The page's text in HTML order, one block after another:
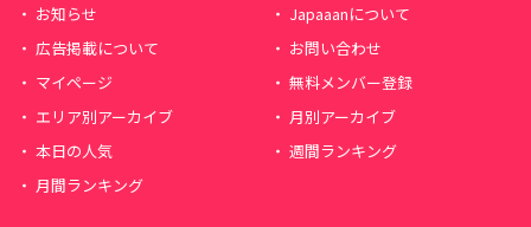
お知らせ
Japaaanについて
広告掲載について
お問い合わせ
マイページ
無料メンバー登録
エリア別アーカイブ
月別アーカイブ
本日の人気
週間ランキング
月間ランキング